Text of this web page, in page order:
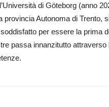
di Göteborg (anno
provincia Autonoma di Trento,
per essere la prima
passa innanzitutto